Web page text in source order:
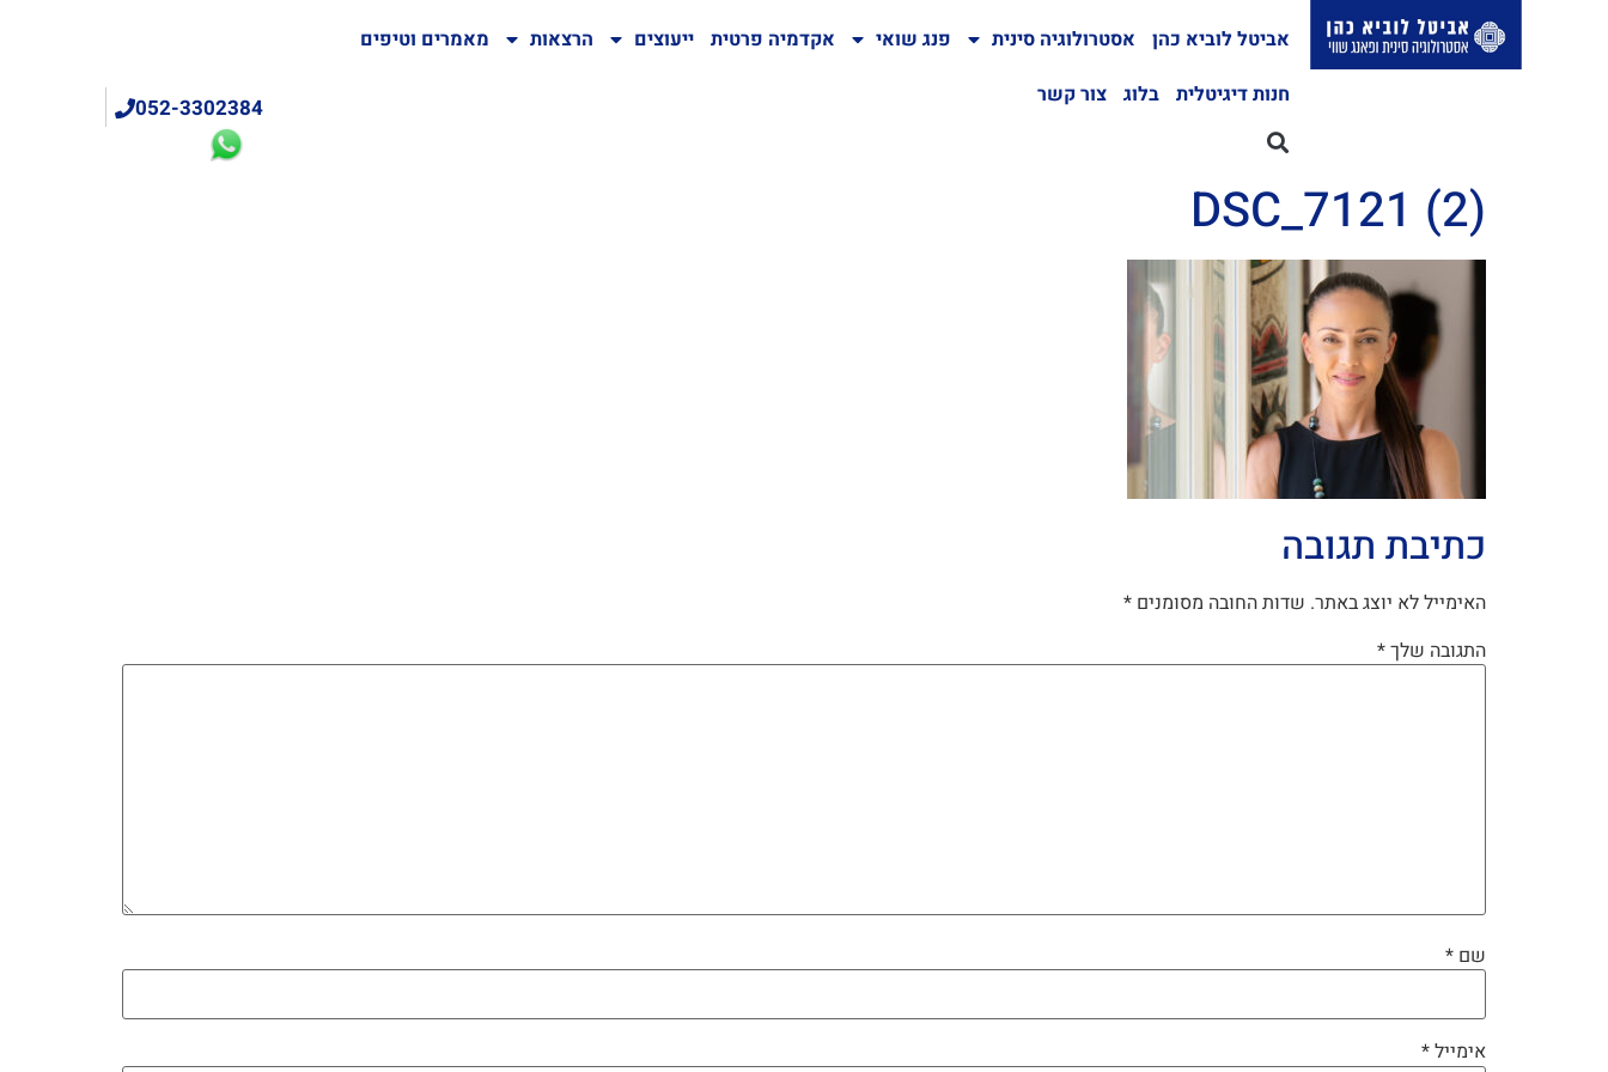
אביטל לוביא כהן אסטרולוגיה סינית פנג שואי אקדמיה פרטית ייעוצים הרצאות
מאמרים וטיפים
חנות דיגיטלית
בלוג צור קשר 052-3302384
DSC_7121 (2)
כתיבת תגובה
האימייל לא יוצג באתר. שדות החובה מסומנים *
התגובה שלך*
שם *
אימייל*